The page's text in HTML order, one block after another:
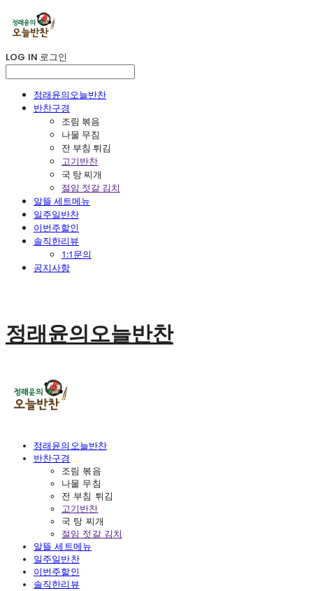
LOG IN 로그인
정래윤의오늘반찬
반찬구경
조림 볶음
나물 무침
전 부침 튀김
고기반찬
국 탕 찌개
절임 젓갈 김치
알뜰 세트메뉴
일주일반찬
이번주할인
솔직한리뷰
1:1문의
공지사항
정래윤의오늘반찬
정래윤의오늘반찬
반찬구경
조림 볶음
나물 무침
전 부침 튀김
고기반찬
국 탕 찌개
절임 젓갈 김치
알뜰 세트메뉴
일주일반찬
이번주할인
솔직한리뷰